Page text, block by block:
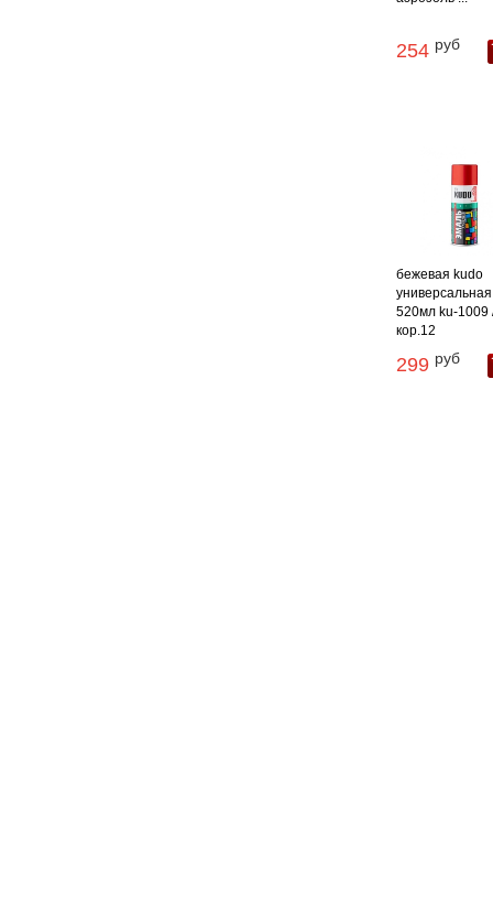
254 руб
бежевая kudo
универсальная
520мл ku-1009
кор.12
299 руб